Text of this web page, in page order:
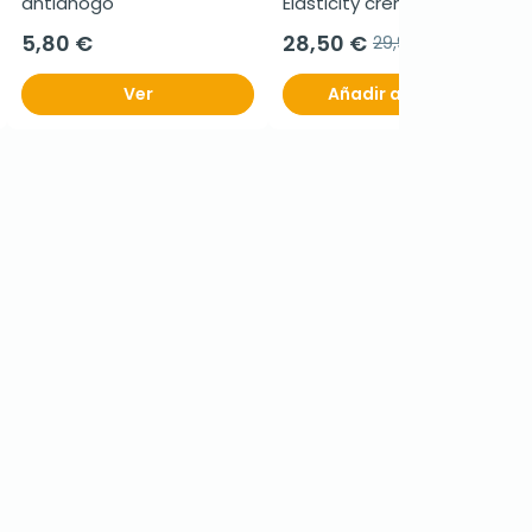
5,80 €
Ver
28,50 € 29,95 €
Añadir al carrito